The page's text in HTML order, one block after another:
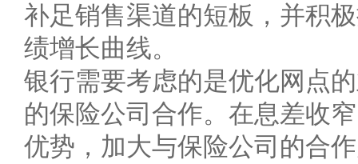
补足销售渠道的短板，并积
绩增长曲线。
银行需要考虑的是优化网点
的保险公司合作。在息差收
优势，加大与保险公司的合